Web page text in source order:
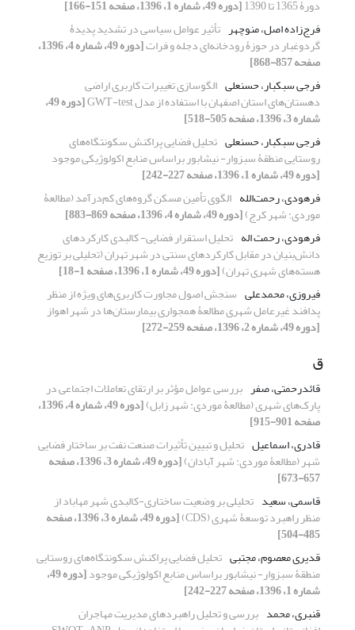
دورۀ 1365 تا 1390
[دوره 49، شماره 1، 1396، صفحه 151-166]
فرج‌زاده اصل، منوچهر تأثیر عوامل سیاسی در تشدید پدیدۀ
گردوغبار در حوزۀ رودخانه‌ای دجله و فرات [دوره 49، شماره 4، 1396،
صفحه 857-868]
فرجی سبکبار، حسنعلی الگوسازی تغییرات کاربری اراضی
دهستان‌های استان اصفهان با استفاده از مدل GWT-test [دوره 49،
شماره 3، 1396، صفحه 505-518]
فرجی سبکبار، حسنعلی تحلیل فضایی پراکنش سکونتگاه‌های
روستایی منطقۀ سبزوار- نیشابور براساس منابع اکولوژیکی موجود
[دوره 49، شماره 1، 1396، صفحه 227-242]
فرهودی، رحمت‌الله الگوی تأمین مسکن گروه‌های کم‌درآمد (مطالعۀ
موردی: شهر کرج)[دوره 49، شماره 4، 1396، صفحه 869-883]
فرهودی، رحمت اله تحلیل استقرار فضایی- کالبدی کارکردهای
دانش‌بنیان در مقابل کارکردهای سنتی در شهر تهران (تحلیلی بر توزیع
هسته‌های شهری تهران)[دوره 49، شماره 1، 1396، صفحه 1-18]
فیروزی، محمدعلی سنجش اصول مجاورت کاربری‌های ویژه از منظر
پدافند غیرعامل شهری مطالعۀ همجواری بیمارستان‌ها در شهر اهواز
[دوره 49، شماره 2، 1396، صفحه 259-272]
ق
قائدرحمتی، صفر بررسی عوامل مؤثر بر ارتقای تعاملات اجتماعی در
پارک‌های شهری (مطالعۀ موردی: شهر زابل) [دوره 49، شماره 4، 1396،
صفحه 901-915]
قادری، اسماعیل تحلیل و تبیین تأثیرات صنعت نفت بر ساختار فضایی
شهر (مطالعۀ موردی: شهر آبادان) [دوره 49، شماره 3، 1396، صفحه
657-673]
قاسمی، سعید تحلیلی بر وضعیت ساختاری-کالبدی شهر مهاباد از
منظر راهبرد توسعۀ شهری (CDS) [دوره 49، شماره 3، 1396، صفحه
485-504]
قدیری معصوم، مجتبی تحلیل فضایی پراکنش سکونتگاه‌های روستایی
منطقۀ سبزوار- نیشابور براساس منابع اکولوژیکی موجود [دوره 49،
شماره 1، 1396، صفحه 227-242]
قنبری، محمد بررسی و تحلیل راهبردهای مدیریت مهاجران